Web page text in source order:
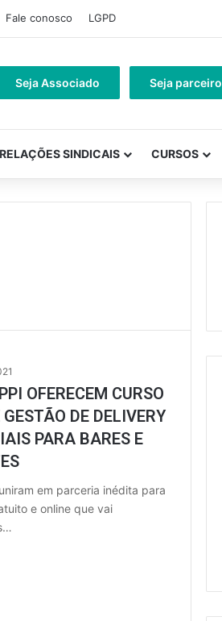
Fale conosco LGPD
Seja Associado Seja parceiro
RELAÇÕES SINDICAIS CURSOS
OFERECEM CURSO
DE DELIVERY
PARA BARES E
em parceria inédita para
e online que vai